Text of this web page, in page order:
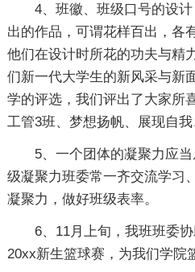
4、班徽、班级口号的设
出的作品，可谓花样百出，各
他们在设计时所花的功夫与精
们新一代大学生的新风采与新
学的评选，我们评出了大家所
工管3班、梦想扬帆、展现自我
5、一个团体的凝聚力应
级凝聚力班委常一齐交流学习
凝聚力，做好班级表率。
6、11月上旬，我班班委
20xx新生篮球赛，为我们学院